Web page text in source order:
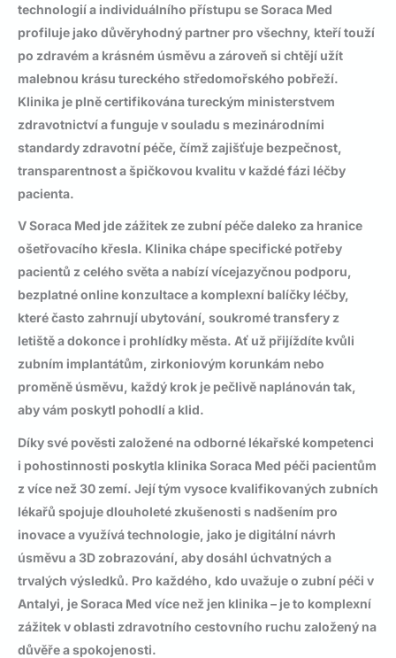
technologií a individuálního přístupu se Soraca Med
profiluje jako důvěryhodný partner pro všechny, kteří touží
po zdravém a krásném úsměvu a zároveň si chtějí užít
malebnou krásu tureckého středomořského pobřeží.
Klinika je plně certifikována tureckým ministerstvem
zdravotnictví a funguje v souladu s mezinárodními
standardy zdravotní péče, čímž zajišťuje bezpečnost,
transparentnost a špičkovou kvalitu v každé fázi léčby
pacienta.
V Soraca Med jde zážitek ze zubní péče daleko za hranice
ošetřovacího křesla. Klinika chápe specifické potřeby
pacientů z celého světa a nabízívícejazyčnou podporu,
bezplatné online konzultace a komplexní balíčky léčby,
které často zahrnují ubytování, soukromé transfery z
letiště a dokonce i prohlídky města. Ať už přijíždíte kvůli
zubním implantátům, zirkoniovým korunkám nebo
proměně úsměvu, každý krok je pečlivě naplánován tak,
aby vám poskytl pohodlí a klid.
Díky své pověsti založené na odborné lékařské kompetenci
i pohostinnosti poskytla klinika Soraca Med péči pacientům
z více než 30 zemí. Její tým vysoce kvalifikovaných zubních
lékařů spojuje dlouholeté zkušenosti s nadšením pro
inovace a využívá technologie, jako je digitální návrh
úsměvu a 3D zobrazování, aby dosáhl úchvatných a
trvalých výsledků. Pro každého, kdo uvažuje o zubní péči v
Antalyi, je Soraca Med více než jen klinika – je to komplexní
zážitek v oblasti zdravotního cestovního ruchu založený na
důvěře a spokojenosti.